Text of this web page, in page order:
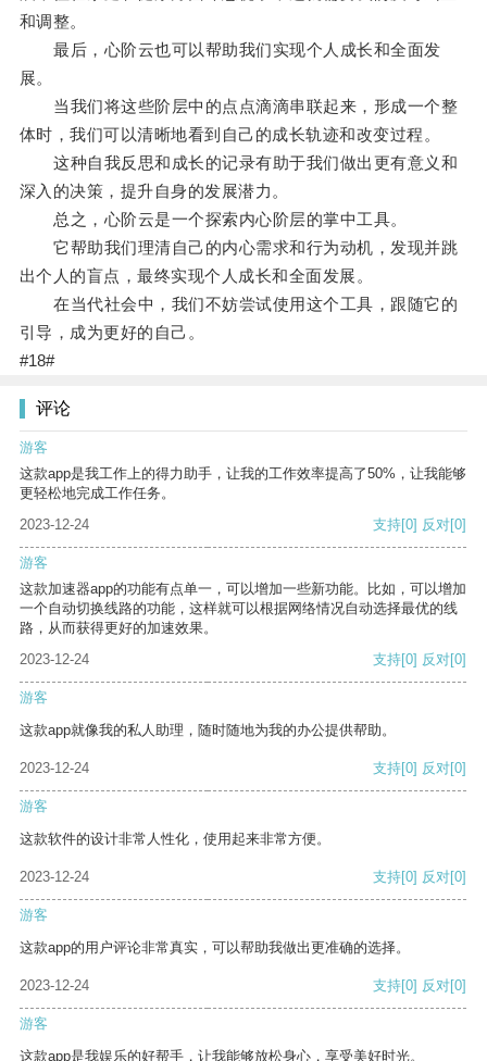
和调整。
最后，心阶云也可以帮助我们实现个人成长和全面发
展。
当我们将这些阶层中的点点滴滴串联起来，形成一个整
体时，我们可以清晰地看到自己的成长轨迹和改变过程。
这种自我反思和成长的记录有助于我们做出更有意义和
深入的决策，提升自身的发展潜力。
总之，心阶云是一个探索内心阶层的掌中工具。
它帮助我们理清自己的内心需求和行为动机，发现并跳
出个人的盲点，最终实现个人成长和全面发展。
在当代社会中，我们不妨尝试使用这个工具，跟随它的
引导，成为更好的自己。
#18#
评论
游客
这款app是我工作上的得力助手，让我的工作效率提高了50%，让我能够
更轻松地完成工作任务。
2023-12-24
支持[0] 反对[0]
游客
这款加速器app的功能有点单一，可以增加一些新功能。比如，可以增加
一个自动切换线路的功能，这样就可以根据网络情况自动选择最优的线
路，从而获得更好的加速效果。
2023-12-24
支持[0] 反对[0]
游客
这款app就像我的私人助理，随时随地为我的办公提供帮助。
2023-12-24 支持[0] 反对[0]
游客
这款软件的设计非常人性化，使用起来非常方便。
2023-12-24 支持[0] 反对[0]
游客
这款app的用户评论非常真实，可以帮助我做出更准确的选择。
2023-12-24 支持[0] 反对[0]
游客
这款app是我娱乐的好帮手，让我能够放松身心，享受美好时光。